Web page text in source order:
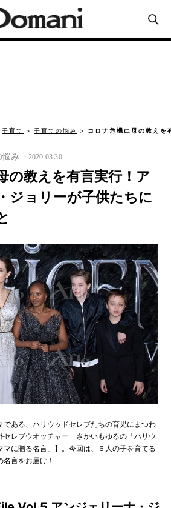
子育て 子育ての悩み コロナ危機に母の教え
悩み 2020.03.30
の教えを有言実行！ア
ジョリーが子供たちに
である、ハリウッドセレブたちの育児にまつわ
セレブウオッチャー さかいもゆるの「ハリウ
マに贈る名言」】。今回は、６人の子を育てる
言をお届け！